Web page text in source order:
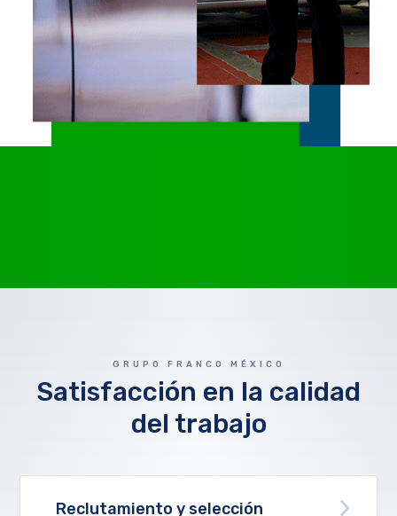
GRUPO FRANCO MÉXICO
Satisfacción en la calidad
del trabajo
Reclutamiento y selección